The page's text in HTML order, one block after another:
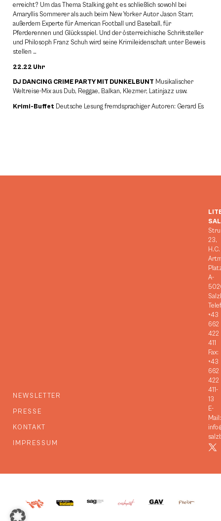
erreicht? Um das Thema Stalking geht es schließlich sowohl bei
Amaryllis Sommerer als auch beim New Yorker Autor Jason Starr,
außerdem Experte für American Football und Baseball, für
Pferderennen und Glücksspiel. Und der österreichische Schriftsteller
und Philosoph Franz Schuh wird seine Krimileidenschaft unter Beweis
stellen …
22.22 Uhr
DJ DANCING CRIME PARTY MIT DUNKELBUNT Musikalischer
Weltreise-Mix aus Dub, Reggae, Balkan, Klezmer, Latinjazz usw.
Krimi-Buffet Deutsche Lesung fremdsprachiger Autoren: Gerard Es
NEWSLETTER
PRESSE
KONTAKT
IMPRESSUM
23,
H.C.
A-
+43
662
422
411
Fax:
+43
662
422
411-
13
E-
Mail: